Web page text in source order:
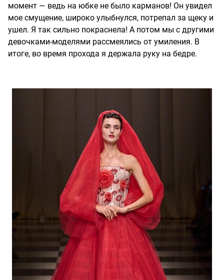
момент — ведь на юбке не было карманов! Он увидел
мое смущение, широко улыбнулся, потрепал за щеку и
ушел. Я так сильно покраснела! А потом мы с другими
девочками-моделями рассмеялись от умиления. В
итоге, во время прохода я держала руку на бедре.